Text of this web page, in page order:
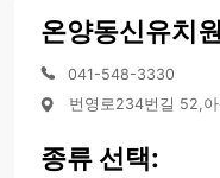
온양동신유치원
041-548-3330
번영로234번길 52,
종류 선택: